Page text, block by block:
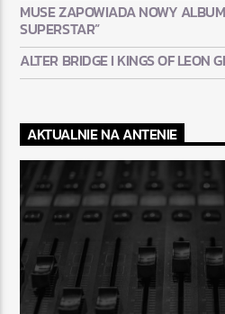
MUSE ZAPOWIADA NOWY
SUPERSTAR”
ALTER BRIDGE I KINGS OF LEON
AKTUALNIE NA ANTENIE